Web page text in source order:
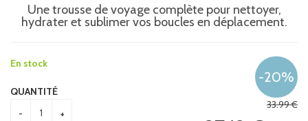
Une trousse de voyage complète pour nettoyer,
hydrater et sublimer vos boucles en déplacement.
33.99€
En stock
QUANTITÉ